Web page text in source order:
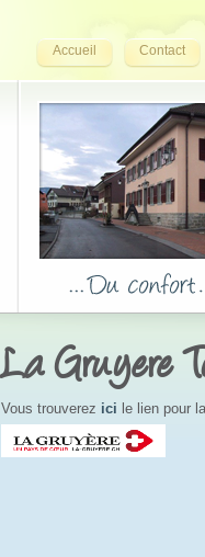
Accueil Contact
La Gruyere
Vous trouverez ici le lien pour